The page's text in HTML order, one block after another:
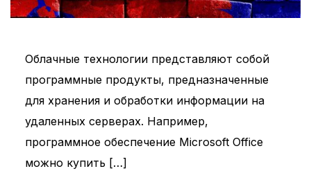
Облачные технологии представляют собой
программные продукты, предназначенные
для хранения и обработки информации на
удаленных серверах. Например,
программное обеспечение Microsoft Office
можно купить […]